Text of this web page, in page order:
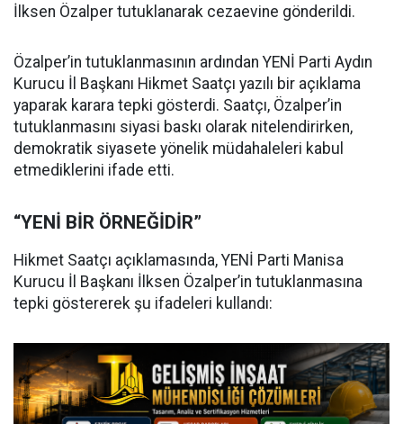
İlksen Özalper tutuklanarak cezaevine gönderildi.
Özalper’in tutuklanmasının ardından YENİ Parti Aydın
Kurucu İl Başkanı Hikmet Saatçı yazılı bir açıklama
yaparak karara tepki gösterdi. Saatçı, Özalper’in
tutuklanmasını siyasi baskı olarak nitelendirirken,
demokratik siyasete yönelik müdahaleleri kabul
etmediklerini ifade etti.
“YENİ BİR ÖRNEĞİDİR”
Hikmet Saatçı açıklamasında, YENİ Parti Manisa
Kurucu İl Başkanı İlksen Özalper’in tutuklanmasına
tepki göstererek şu ifadeleri kullandı: